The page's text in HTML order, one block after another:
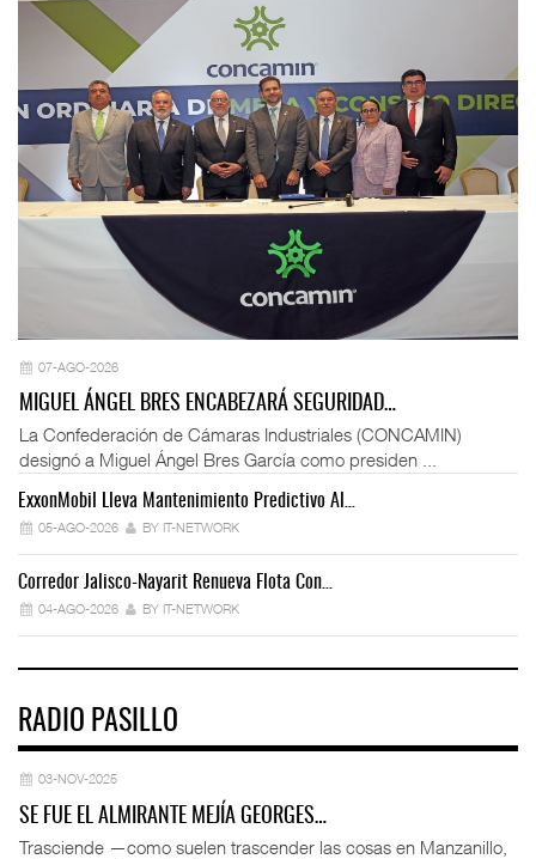
07-AGO-2026
MIGUEL ÁNGEL BRES ENCABEZARÁ SEGURIDAD…
La Confederación de Cámaras Industriales (CONCAMIN)
designó a Miguel Ángel Bres García como presiden ...
ExxonMobil Lleva Mantenimiento Predictivo Al…
05-AGO-2026 BY IT-NETWORK
Corredor Jalisco-Nayarit Renueva Flota Con…
04-AGO-2026 BY IT-NETWORK
RADIO PASILLO
03-NOV-2025
SE FUE EL ALMIRANTE MEJÍA GEORGES…
Trasciende —como suelen trascender las cosas en Manzanillo,